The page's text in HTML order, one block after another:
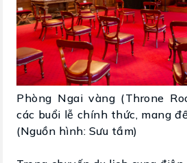
Phòng Ngai vàng (Throne
các buổi lễ chính thức, mang
(Nguồn hình: Sưu tầm)